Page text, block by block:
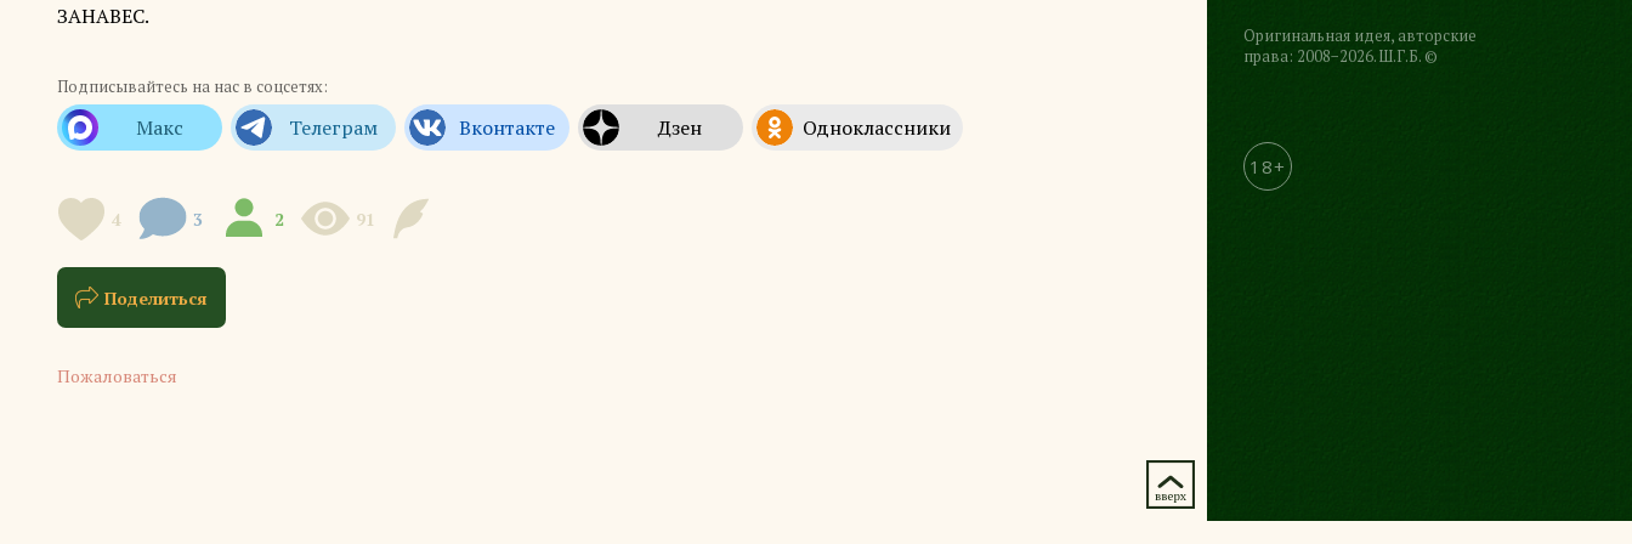
Оригинальная идея, авторские
права: 2008−2026. Ш.Г.Б. ©
18+
ЗАНАВЕС.
Подписывайтесь на нас в соцсетях:
4 3 2 91
Поделиться
Пожаловаться